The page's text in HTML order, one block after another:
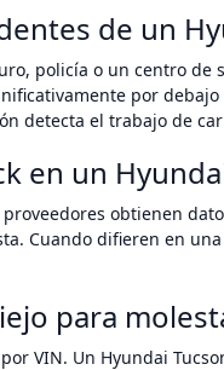
de un
policía o un centro de
por
detecta el trabajo de
en un
obtienen
Cuando difieren en
para
VIN. Un Hyundai